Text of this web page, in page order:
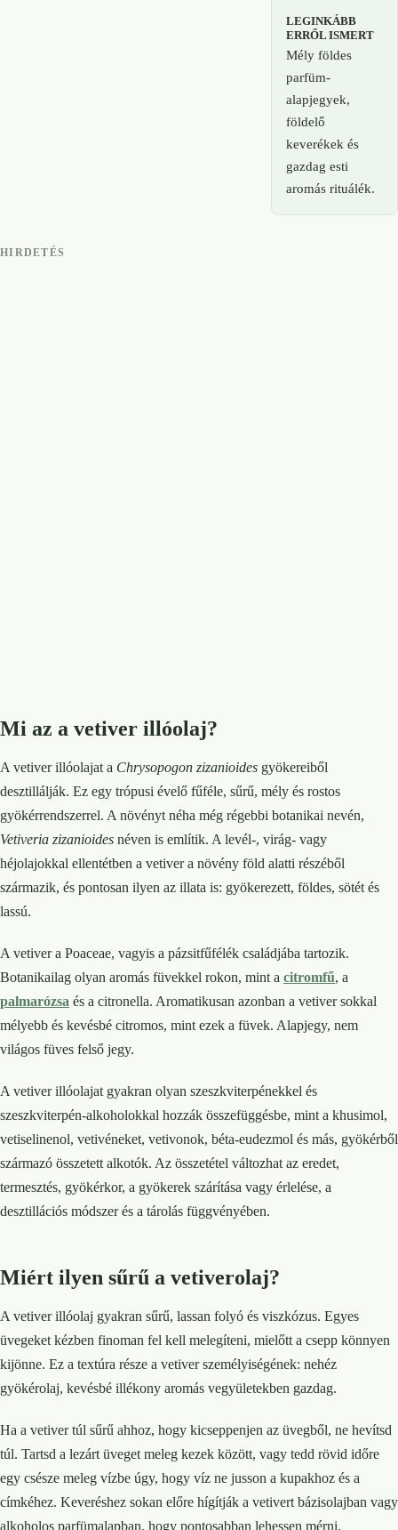
LEGINKÁBB
ERRŐL ISMERT
Mély földes
parfüm-
alapjegyek,
földelő
keverékek és
gazdag esti
aromás rituálék.
HIRDETÉS
Mi az a vetiver illóolaj?
A vetiver illóolajat a Chrysopogon zizanioides gyökereiből
desztillálják. Ez egy trópusi évelő fűféle, sűrű, mély és rostos
gyökérrendszerrel. A növényt néha még régebbi botanikai nevén,
Vetiveria zizanioides néven is említik. A levél-, virág- vagy
héjolajokkal ellentétben a vetiver a növény föld alatti részéből
származik, és pontosan ilyen az illata is: gyökerezett, földes, sötét és
lassú.
A vetiver a Poaceae, vagyis a pázsitfűfélék családjába tartozik.
Botanikailag olyan aromás füvekkel rokon, mint a citromfű, a
palmarózsa és a citronella. Aromatikusan azonban a vetiver sokkal
mélyebb és kevésbé citromos, mint ezek a füvek. Alapjegy, nem
világos füves felső jegy.
A vetiver illóolajat gyakran olyan szeszkviterpénekkel és
szeszkviterpén-alkoholokkal hozzák összefüggésbe, mint a khusimol,
vetiselinenol, vetivéneket, vetivonok, béta-eudezmol és más, gyökérből
származó összetett alkotók. Az összetétel változhat az eredet,
termesztés, gyökérkor, a gyökerek szárítása vagy érlelése, a
desztillációs módszer és a tárolás függvényében.
Miért ilyen sűrű a vetiverolaj?
A vetiver illóolaj gyakran sűrű, lassan folyó és viszkózus. Egyes
üvegeket kézben finoman fel kell melegíteni, mielőtt a csepp könnyen
kijönne. Ez a textúra része a vetiver személyiségének: nehéz
gyökérolaj, kevésbé illékony aromás vegyületekben gazdag.
Ha a vetiver túl sűrű ahhoz, hogy kicseppenjen az üvegből, ne hevítsd
túl. Tartsd a lezárt üveget meleg kezek között, vagy tedd rövid időre
egy csésze meleg vízbe úgy, hogy víz ne jusson a kupakhoz és a
címkéhez. Keveréshez sokan előre hígítják a vetivert bázisolajban vagy
alkoholos parfümalapban, hogy pontosabban lehessen mérni.